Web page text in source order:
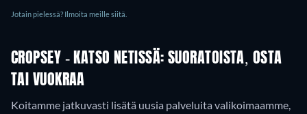
Jotain pielessä? Ilmoita meille siitä.
CROPSEY - KATSO NETISSÄ: SUORATOISTA, OSTA
TAI VUOKRAA
Koitamme jatkuvasti lisätä uusia palveluita valikoimaamme,